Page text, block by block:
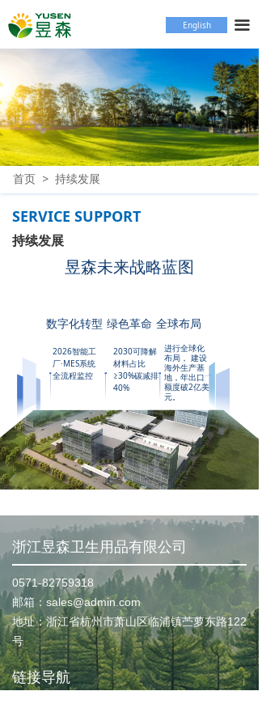
끀
首页
关于我们
产品中心
企业实力
持续发展
新闻中心
联系我们
English
首页 > 持续发展
SERVICE SUPPORT
持续发展
全球布局
进行全球化
布局， 建设
海外生产基
地，年出口
额度破2亿美
元。
数字化转型
2026智能工
厂·MES系统
全流程监控
绿色革命
2030可降解
材料占比
≥30%碳减排
40%
昱森未来战略蓝图
浙江昱森卫生用品有限公司
0571-82759318
邮箱：sales@admin.com
地址：浙江省杭州市萧山区临浦镇苎萝东路122
号
链接导航